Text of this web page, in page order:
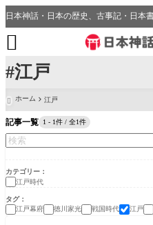
#江戸

 ホーム 江戸
記事一覧 1 - 1件 / 全1件
カテゴリー
江戸時代
タグ
江戸幕府
徳川家光 戦国時代 江戸
江戸時代